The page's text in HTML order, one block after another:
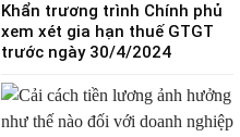
Khẩn trương trình Chính phủ
xem xét gia hạn thuế GTGT
trước ngày 30/4/2024